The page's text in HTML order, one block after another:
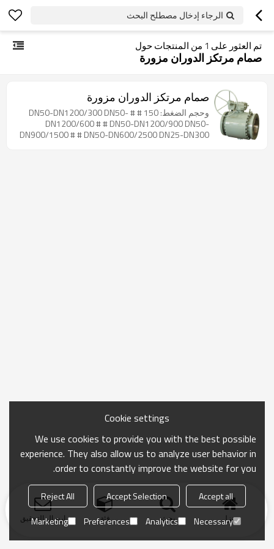
الرجاء إدخال مصطلح البحث
تم العثور على 1 من المنتجات حول
صمام مرتكز الدوران مزورة
صمام مرتكز الدوران مزورة
وحجم الضغط: 150 # # DN50-DN1200/300 DN50-
DN1200/600 # # DN50-DN1200/900 DN50-
DN900/1500 # # DN50-DN600/2500 DN25-DN300
منزل بحث فئة ارسال التحقيق
Cookie settings
We use cookies to provide you with the best possible
experience. They also allow us to analyze user behavior in
order to constantly improve the website for you.
Accept all
Accept Selection
Reject All
Necessary
Analytics
Preferences
Marketing